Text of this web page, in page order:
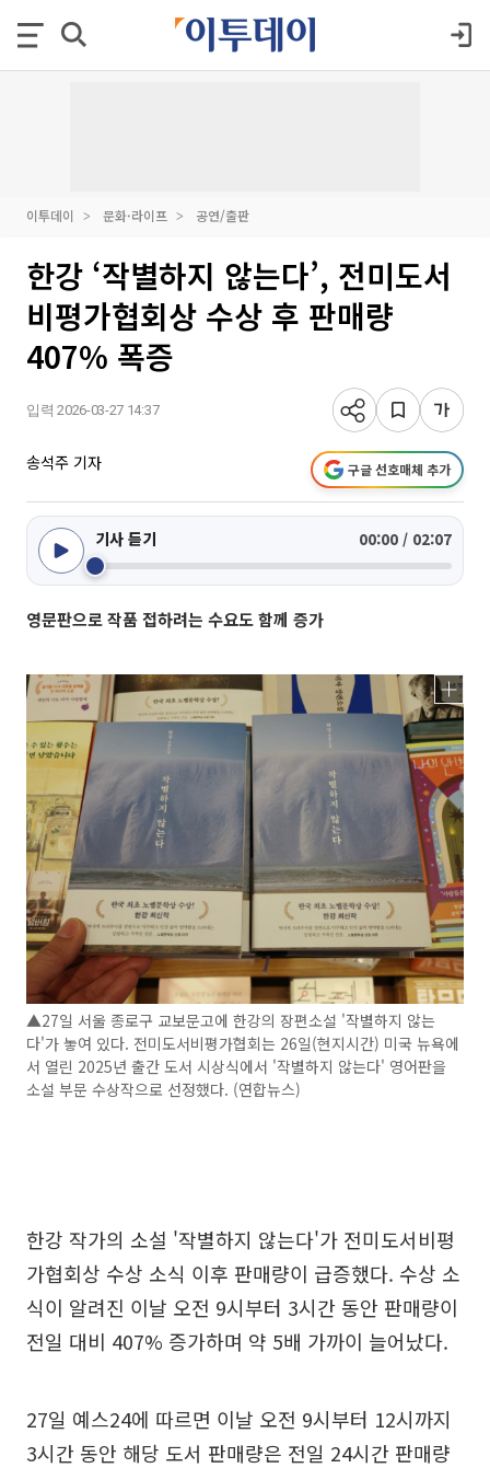
이투데이 문화·라이프 공연/출판
한강 ‘작별하지 않는다’, 전미도서
비평가협회상 수상 후 판매량
407% 폭증
입력 2026-03-27 14:37
송석주 기자 구글 선호매체 추가
기사 듣기 00:00 / 02:07
영문판으로 작품 접하려는 수요도 함께 증가
▲27일 서울 종로구 교보문고에 한강의 장편소설 '작별하지 않는
다'가 놓여 있다. 전미도서비평가협회는 26일(현지시간) 미국 뉴욕에
서 열린 2025년 출간 도서 시상식에서 '작별하지 않는다' 영어판을
소설 부문 수상작으로 선정했다. (연합뉴스)
한강 작가의 소설 '작별하지 않는다'가 전미도서비평
가협회상 수상 소식 이후 판매량이 급증했다. 수상 소
식이 알려진 이날 오전 9시부터 3시간 동안 판매량이
전일 대비 407% 증가하며 약 5배 가까이 늘어났다.
27일 예스24에 따르면 이날 오전 9시부터 12시까지
3시간 동안 해당 도서 판매량은 전일 24시간 판매량